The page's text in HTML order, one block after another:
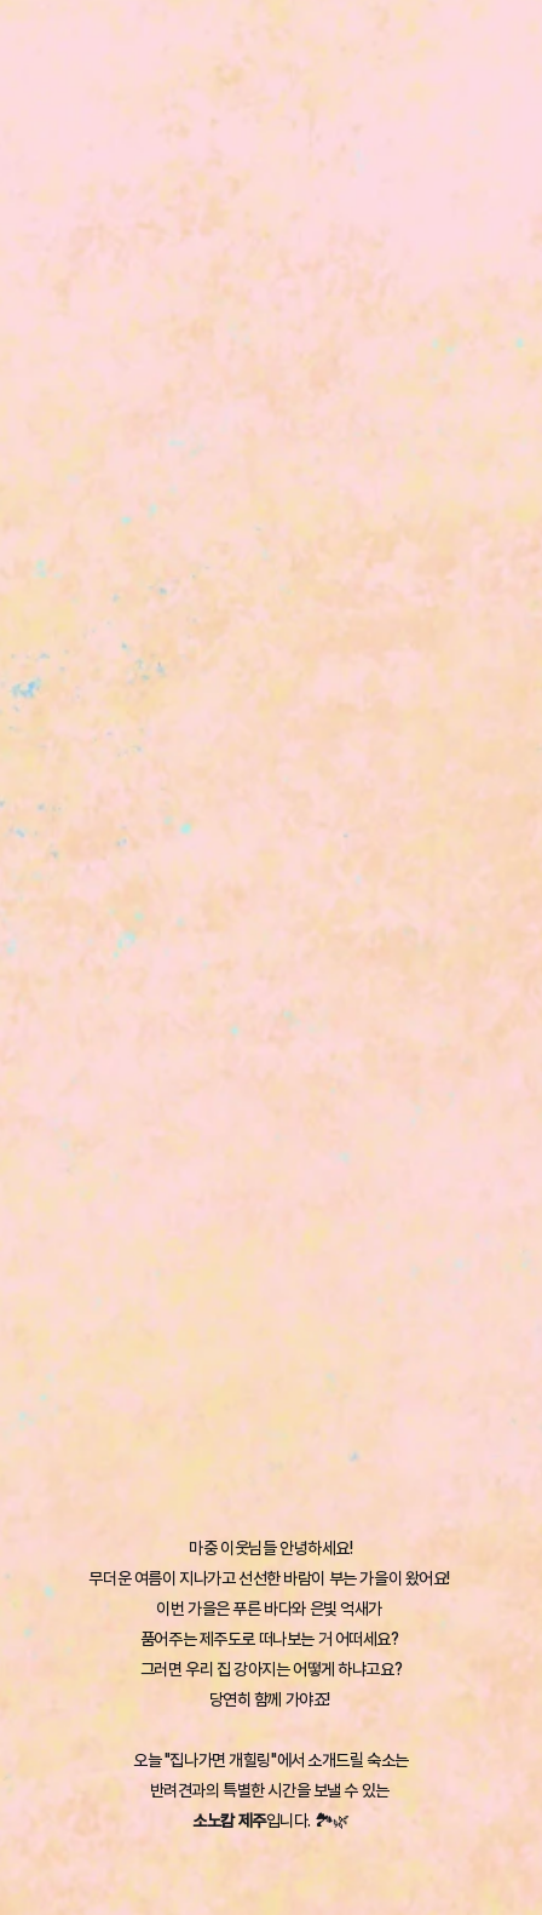
마중 이웃님들 안녕하세요!
무더운 여름이 지나가고 선선한 바람이 부는 가을이 왔어요!
이번 가을은 푸른 바다와 은빛 억새가
품어주는 제주도로 떠나보는 거 어떠세요?
그러면 우리 집 강아지는 어떻게 하냐고요?
당연히 함께 가야죠!
오늘 "집나가면 개힐링"에서 소개드릴 숙소는
반려견과의 특별한 시간을 보낼 수 있는
소노캄 제주입니다. 🏞️🌿